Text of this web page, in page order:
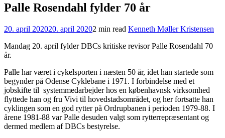
Palle Rosendahl fylder 70 år
20. april 202020. april 20202 min read Kenneth Møller Kristensen
Mandag 20. april fylder DBCs kritiske revisor Palle Rosendahl 70
år.
Palle har været i cykelsporten i næsten 50 år, idet han startede som
begynder på Odense Cyklebane i 1971. I forbindelse med et
jobskifte til systemmedarbejder hos en københavnsk virksomhed
flyttede han og fru Vivi til hovedstadsområdet, og her fortsatte han
cyklingen som en god rytter på Ordrupbanen i perioden 1979-88. I
årene 1981-88 var Palle desuden valgt som rytterrepræsentant og
dermed medlem af DBCs bestyrelse.